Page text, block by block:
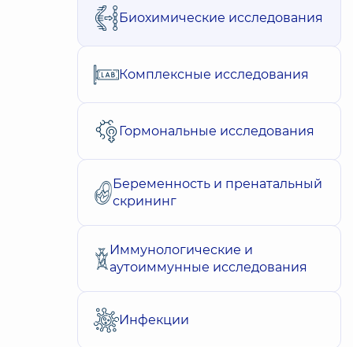
Биохимические исследования
Комплексные исследования
Гормональные исследования
Беременность и пренатальный
скрининг
Иммунологические и
аутоиммунные исследования
Инфекции